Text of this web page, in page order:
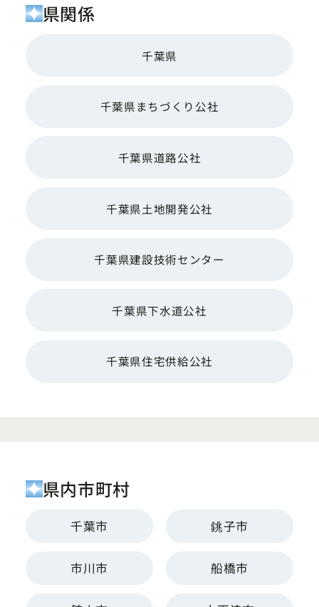
県関係
千葉県
千葉県まちづくり公社
千葉県道路公社
千葉県土地開発公社
千葉県建設技術センター
千葉県下水道公社
千葉県住宅供給公社
県内市町村
千葉市 銚子市
市川市 船橋市